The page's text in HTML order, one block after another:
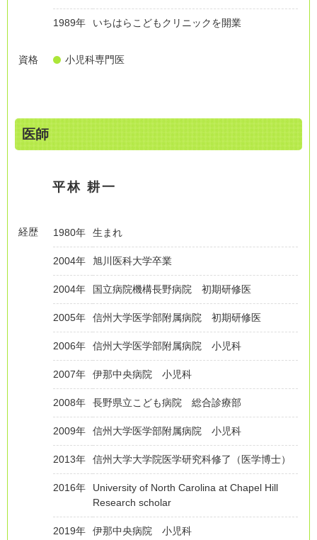
1989年 いちはらこどもクリニックを開業
資格 小児科専門医
医師
平林 耕一
経歴 1980年 生まれ
2004年 旭川医科大学卒業
2004年 国立病院機構長野病院 初期研修医
2005年 信州大学医学部附属病院 初期研修医
2006年 信州大学医学部附属病院 小児科
2007年 伊那中央病院 小児科
2008年 長野県立こども病院 総合診療部
2009年 信州大学医学部附属病院 小児科
2013年 信州大学大学院医学研究科修了（医学博士）
2016年
University of North Carolina at Chapel Hill
Research scholar
2019年 伊那中央病院 小児科